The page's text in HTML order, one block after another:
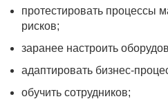
протестировать процессы
рисков;
заранее настроить
адаптировать бизнес-
обучить сотрудников;